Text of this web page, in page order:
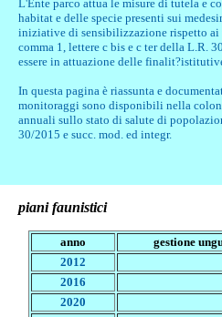
L'Ente parco attua le misure di tutela e
habitat e delle specie presenti sui
iniziative di sensibilizzazione rispetto ai
comma 1, lettere c bis e c ter della L.R.
essere in attuazione delle
In questa pagina è riassunta e
monitoraggi sono disponibili nella
annuali sullo stato di salute di
30/2015 e succ. mod. ed integr.
piani faunistici
anno
gestione
2012
2016
2020